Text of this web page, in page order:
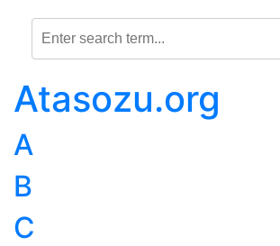
Atasozu.org
A
B
C